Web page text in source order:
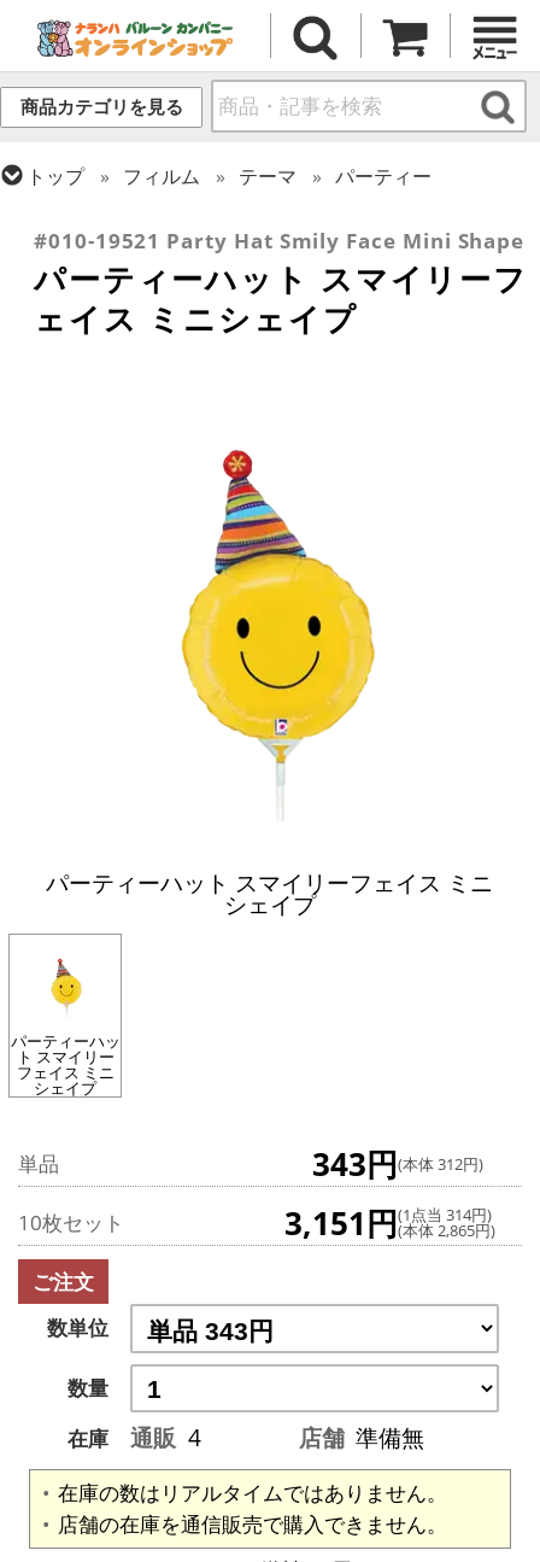
商品カテゴリを見る
トップ フィルム テーマ
パーティー
#010-19521 Party Hat Smily Face Mini Shape
パーティーハット スマイリーフ
ェイス ミニシェイプ
パーティーハット スマイリーフェイス ミニ
シェイプ
パーティーハッ
ト スマイリー
フェイス ミニ
シェイプ
単品 343円(本体 312円)
10枚セット 3,151円(1点当 314円)
(本体 2,865円)
ご注文
数単位
数量
在庫
通販 4 店舗 準備無
在庫の数はリアルタイムではありません。
店舗の在庫を通信販売で購入できません。